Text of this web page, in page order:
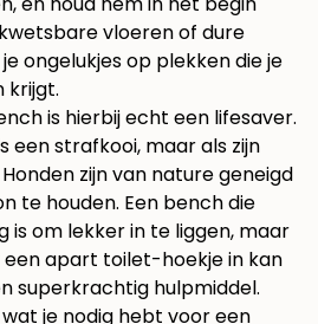
vloeren of dure
ongelukjes op plekken die je
krijgt.
is hierbij echt een lifesaver.
een strafkooi, maar als zijn
zijn van nature geneigd
te houden. Een bench die
is om lekker in te liggen, maar
een apart toilet-hoekje in kan
superkrachtig hulpmiddel.
je nodig hebt voor een